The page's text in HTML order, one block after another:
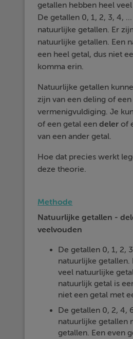
getallen hebben heel
De getallen 0, 1, 2, 3, 4,
natuurlijke getallen. Er
natuurlijke getallen. Een
een heel getal, dus niet
komma erin.
Natuurlijke getallen
zijn van een deling of een
vermenigvuldiging. Je
of een getal eendeler of
van een ander getal.
Hoe dat precies werkt
deze theorie.
Methode
Natuurlijke getallen -
veelvouden
De getallen 0, 1, 2,
natuurlijke getallen.
veel natuurlijke
natuurlijk getal is
niet een getal met
De getallen 0, 2, 4,
natuurlijke getallen
getallen. Een even